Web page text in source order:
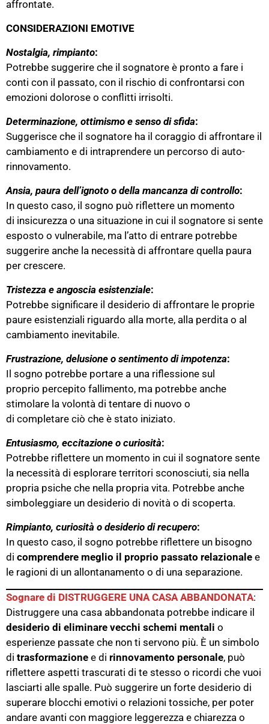
affrontate.
CONSIDERAZIONI EMOTIVE
Nostalgia, rimpianto:
Potrebbe suggerire che il sognatore è pronto a fare i
conti con il passato, con il rischio di confrontarsi con
emozioni dolorose o conflitti irrisolti.
Determinazione, ottimismo e senso di sfida:
Suggerisce che il sognatore ha il coraggio di affrontare il
cambiamento e di intraprendere un percorso di auto-
rinnovamento.
Ansia, paura dell’ignoto o della mancanza di controllo:
In questo caso, il sogno può riflettere un momento
di insicurezza o una situazione in cui il sognatore si sente
esposto o vulnerabile, ma l’atto di entrare potrebbe
suggerire anche la necessità di affrontare quella paura
per crescere.
Tristezza e angoscia esistenziale:
Potrebbe significare il desiderio di affrontare le proprie
paure esistenziali riguardo alla morte, alla perdita o al
cambiamento inevitabile.
Frustrazione, delusione o sentimento di impotenza:
Il sogno potrebbe portare a una riflessione sul
proprio percepito fallimento, ma potrebbe anche
stimolare la volontà di tentare di nuovo o
di completare ciò che è stato iniziato.
Entusiasmo, eccitazione o curiosità:
Potrebbe riflettere un momento in cui il sognatore sente
la necessità di esplorare territori sconosciuti, sia nella
propria psiche che nella propria vita. Potrebbe anche
simboleggiare un desiderio di novità o di scoperta.
Rimpianto, curiosità o desiderio di recupero:
In questo caso, il sogno potrebbe riflettere un bisogno
di comprendere meglio il proprio passato relazionale e
le ragioni di un allontanamento o di una separazione.
Sognare di DISTRUGGERE UNA CASA ABBANDONATA:
Distruggere una casa abbandonata potrebbe indicare il
desiderio di eliminare vecchi schemi mentali o
esperienze passate che non ti servono più. È un simbolo
di trasformazione e di rinnovamento personale​, può
riflettere aspetti trascurati di te stesso o ricordi che vuoi
lasciarti alle spalle. Può suggerire un forte desiderio di
superare blocchi emotivi o relazioni tossiche, per poter
andare avanti con maggiore leggerezza e chiarezza​ o